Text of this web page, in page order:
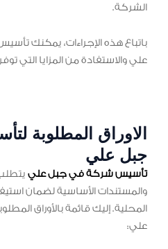
الشركة.
باتباع هذه الإجراءات، يمكنك
علي والاستفادة من المزايا التي
الاوراق المطلوبة
جبل علي
تأسيس شركة في جبل علي
والمستندات الأساسية لضمان
المحلية. إليك قائمة بالأوراق
علي: